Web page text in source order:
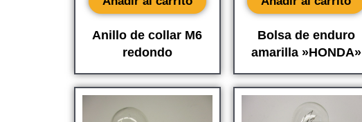
Anillo de collar M6
redondo
Bolsa de enduro
amarilla »HONDA»